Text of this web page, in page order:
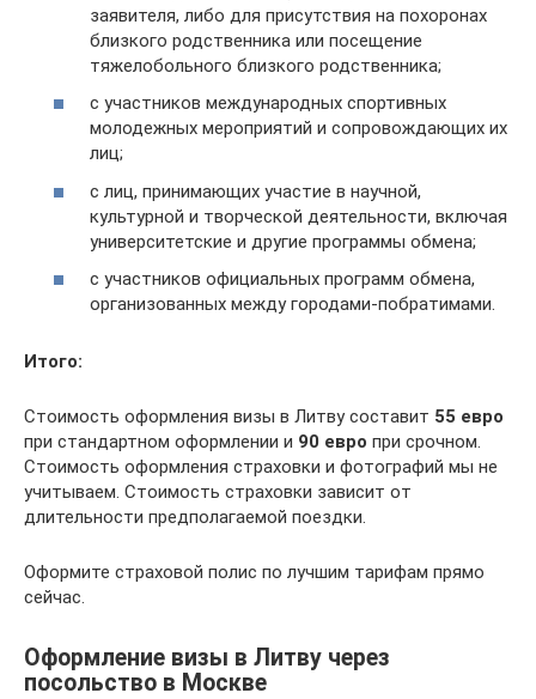
заявителя, либо для присутствия на похоронах
близкого родственника или посещение
тяжелобольного близкого родственника;
с участников международных спортивных
молодежных мероприятий и сопровождающих их
лиц;
с лиц, принимающих участие в научной,
культурной и творческой деятельности, включая
университетские и другие программы обмена;
с участников официальных программ обмена,
организованных между городами-побратимами.
Итого:
Стоимость оформления визы в Литву составит 55 евро
при стандартном оформлении и 90 евро при срочном.
Стоимость оформления страховки и фотографий мы не
учитываем. Стоимость страховки зависит от
длительности предполагаемой поездки.
Оформите страховой полис по лучшим тарифам прямо
сейчас.
Оформление визы в Литву через
посольство в Москве